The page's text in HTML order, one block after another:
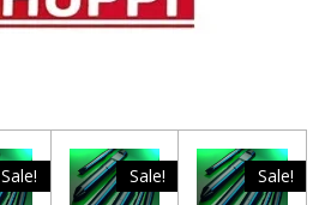
Sale! Sale! Sale!